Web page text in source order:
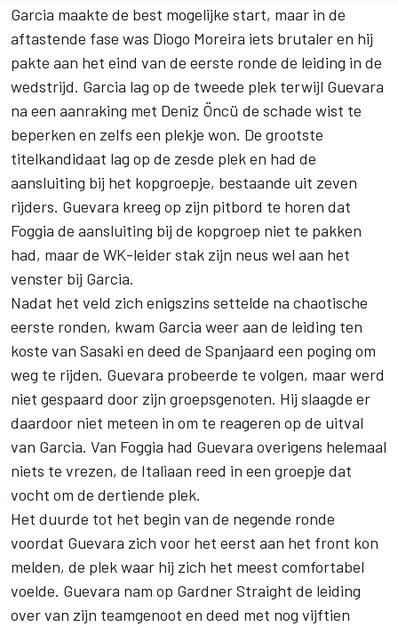
Garcia maakte de best mogelijke start, maar in de
aftastende fase was Diogo Moreira iets brutaler en hij
pakte aan het eind van de eerste ronde de leiding in de
wedstrijd. Garcia lag op de tweede plek terwijl Guevara
na een aanraking met Deniz Öncü de schade wist te
beperken en zelfs een plekje won. De grootste
titelkandidaat lag op de zesde plek en had de
aansluiting bij het kopgroepje, bestaande uit zeven
rijders. Guevara kreeg op zijn pitbord te horen dat
Foggia de aansluiting bij de kopgroep niet te pakken
had, maar de WK-leider stak zijn neus wel aan het
venster bij Garcia.
Nadat het veld zich enigszins settelde na chaotische
eerste ronden, kwam Garcia weer aan de leiding ten
koste van Sasaki en deed de Spanjaard een poging om
weg te rijden. Guevara probeerde te volgen, maar werd
niet gespaard door zijn groepsgenoten. Hij slaagde er
daardoor niet meteen in om te reageren op de uitval
van Garcia. Van Foggia had Guevara overigens helemaal
niets te vrezen, de Italiaan reed in een groepje dat
vocht om de dertiende plek.
Het duurde tot het begin van de negende ronde
voordat Guevara zich voor het eerst aan het front kon
melden, de plek waar hij zich het meest comfortabel
voelde. Guevara nam op Gardner Straight de leiding
over van zijn teamgenoot en deed met nog vijftien